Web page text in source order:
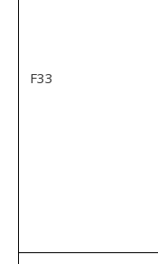
F33